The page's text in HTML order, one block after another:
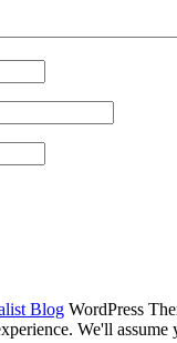
Blog WordPress
We'll